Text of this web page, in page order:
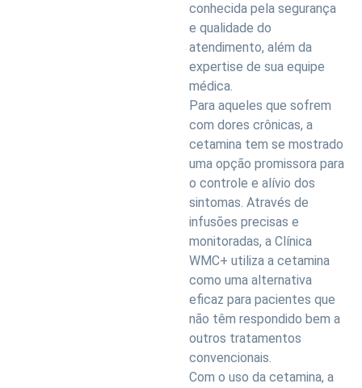
conhecida pela segurança
e qualidade do
atendimento, além da
expertise de sua equipe
médica.
Para aqueles que sofrem
com dores crônicas, a
cetamina tem se mostrado
uma opção promissora para
o controle e alívio dos
sintomas. Através de
infusões precisas e
monitoradas, a Clínica
WMC+ utiliza a cetamina
como uma alternativa
eficaz para pacientes que
não têm respondido bem a
outros tratamentos
convencionais.
Com o uso da cetamina, a